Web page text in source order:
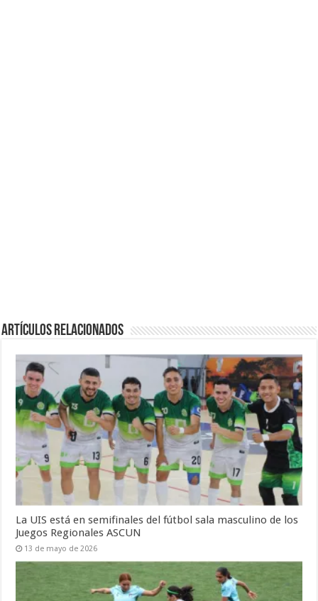
Artículos Relacionados
La UIS está en semifinales del fútbol sala masculino de los
Juegos Regionales ASCUN
13 de mayo de 2026